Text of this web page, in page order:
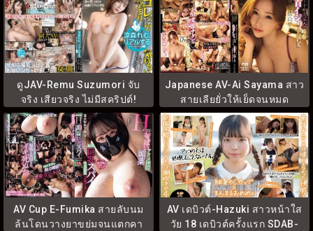
ดูJAV-Remu Suzumori จับ
จริง เสียวจริง ไม่มีสคริปต์!
ABF-237
Japanese AV-Ai Sayama สาว
สายเลียยั่วให้เย็ดจนหมด
แรงWAAA-542
AV Cup E-Fumika สายลับนม
ล้นโดนวางยาขย่มจนแตกคา
AV เดบิวต์-Hazuki สาวหน้าใส
วัย 18 เดบิวต์ครั้งแรก SDAB-